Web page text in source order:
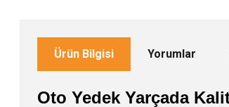
Ürün Bilgisi Yorumlar
Oto Yedek Yarçada